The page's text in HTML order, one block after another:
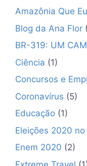
Amazônia Que
Blog da Ana Flor
BR-319: UM
Ciência (1)
Concursos e
Coronavírus (5)
Educação (1)
Eleições 2020
Enem 2020 (2)